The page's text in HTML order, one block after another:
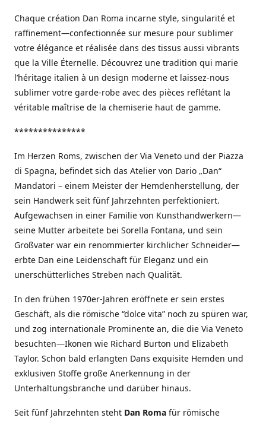
Chaque création Dan Roma incarne style, singularité et
raffinement—confectionnée sur mesure pour sublimer
votre élégance et réalisée dans des tissus aussi vibrants
que la Ville Éternelle. Découvrez une tradition qui marie
l’héritage italien à un design moderne et laissez-nous
sublimer votre garde-robe avec des pièces reflétant la
véritable maîtrise de la chemiserie haut de gamme.
***************
Im Herzen Roms, zwischen der Via Veneto und der Piazza
di Spagna, befindet sich das Atelier von Dario „Dan“
Mandatori – einem Meister der Hemdenherstellung, der
sein Handwerk seit fünf Jahrzehnten perfektioniert.
Aufgewachsen in einer Familie von Kunsthandwerkern—
seine Mutter arbeitete bei Sorella Fontana, und sein
Großvater war ein renommierter kirchlicher Schneider—
erbte Dan eine Leidenschaft für Eleganz und ein
unerschütterliches Streben nach Qualität.
In den frühen 1970er-Jahren eröffnete er sein erstes
Geschäft, als die römische “dolce vita” noch zu spüren war,
und zog internationale Prominente an, die die Via Veneto
besuchten—Ikonen wie Richard Burton und Elizabeth
Taylor. Schon bald erlangten Dans exquisite Hemden und
exklusiven Stoffe große Anerkennung in der
Unterhaltungsbranche und darüber hinaus.
Seit fünf Jahrzehnten steht Dan Roma für römische